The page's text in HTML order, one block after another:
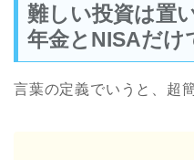
難しい投資は置
年金とNISAだけ
言葉の定義でいうと、超